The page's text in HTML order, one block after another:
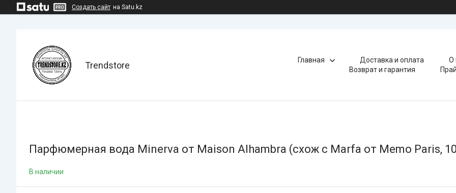
Создать сайт на Satu.kz
Trendstore Главная Доставка и оплата О
Возврат и гарантия
Парфюмерная вода Minerva от Maison Alhambra (схож с Marfa от Memo Paris,
В наличии